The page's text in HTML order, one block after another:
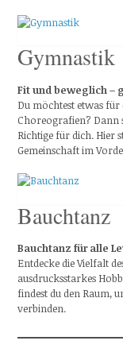
Gymnastik
Fit und beweglich –
Du möchtest etwas für
Choreografien? Dann
Richtige für dich. Hier
Gemeinschaft im
Bauchtanz
Bauchtanz für alle
Entdecke die Vielfalt
ausdrucksstarkes
findest du den Raum,
verbinden.